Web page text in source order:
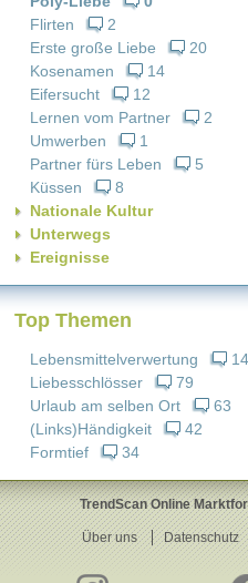
Flirten
2
Erste große Liebe
20
Kosenamen
14
Eifersucht
12
Lernen vom Partner
2
Umwerben
1
Partner fürs Leben
5
Küssen
8
Nationale Kultur
Unterwegs
Ereignisse
Top Themen
Lebensmittelverwertung
Liebesschlösser
79
Urlaub am selben Ort
63
(Links)Händigkeit
42
Formtief
34
TrendScan Online
Über uns Datenschutz